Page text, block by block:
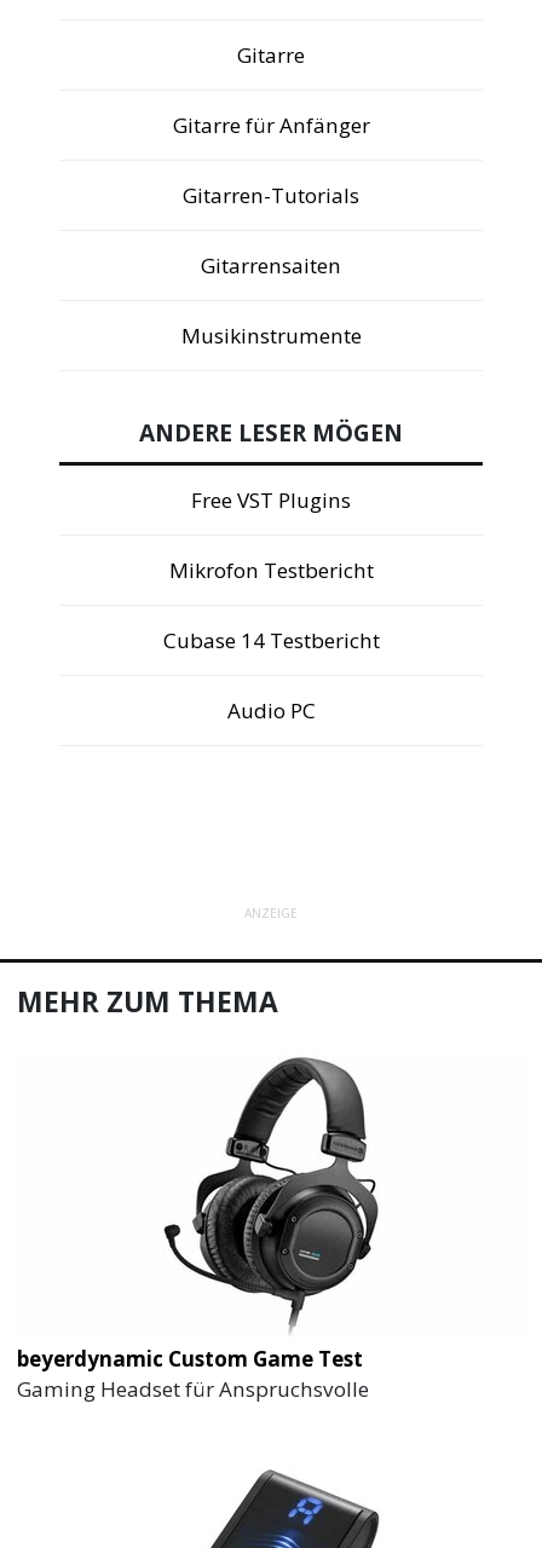
Gitarre
Gitarre für Anfänger
Gitarren-Tutorials
Gitarrensaiten
Musikinstrumente
ANDERE LESER MÖGEN
Free VST Plugins
Mikrofon Testbericht
Cubase 14 Testbericht
Audio PC
ANZEIGE
MEHR ZUM THEMA
beyerdynamic Custom Game Test
Gaming Headset für Anspruchsvolle